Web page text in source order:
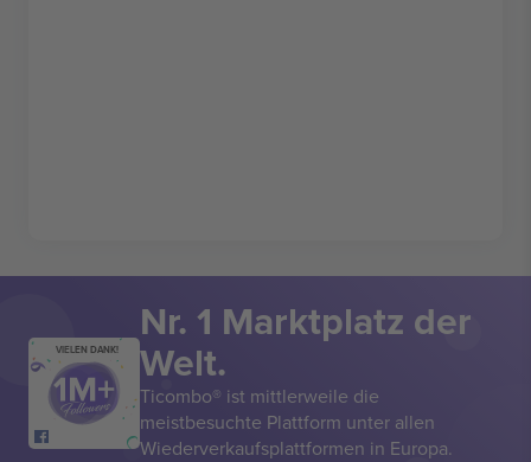
VIELEN DANK!
Nr. 1 Marktplatz der
Welt.
Ticombo® ist mittlerweile die
meistbesuchte Plattform unter allen
Wiederverkaufsplattformen in Europa.